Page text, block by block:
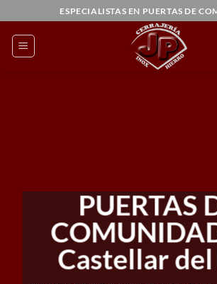
al
contenido
ESPECIALISTAS EN PUERTAS DE
PUERTAS
Castellar